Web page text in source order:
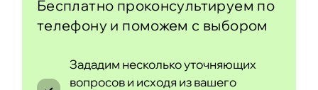
Бесплатно проконсультируем по
телефону и поможем с выбором
Зададим несколько уточняющих
вопросов и исходя из вашего